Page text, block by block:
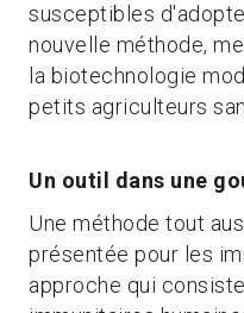
susceptibles
nouvelle méthode,
la biotechnologie
petits agriculteurs
Un outil dans une
Une méthode tout
présentée pour les
approche qui